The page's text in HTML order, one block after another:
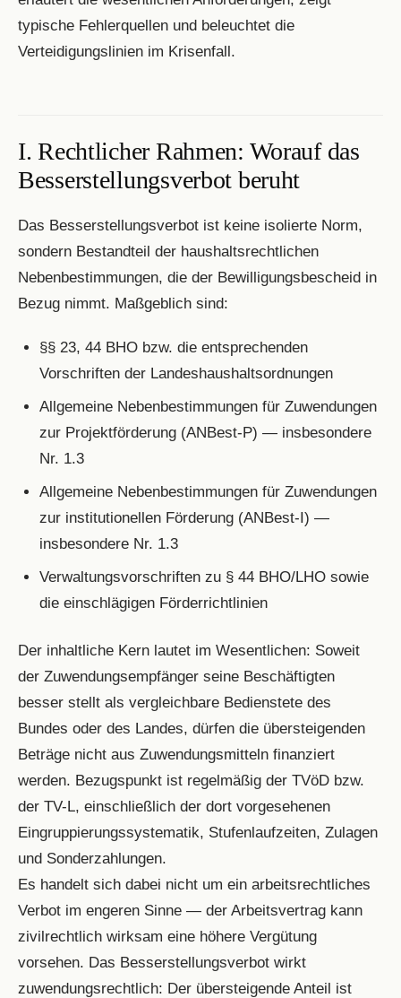
typische Fehlerquellen und beleuchtet die
Verteidigungslinien im Krisenfall.
I. Rechtlicher Rahmen: Worauf das
Besserstellungsverbot beruht
Das Besserstellungsverbot ist keine isolierte Norm,
sondern Bestandteil der haushaltsrechtlichen
Nebenbestimmungen, die der Bewilligungsbescheid in
Bezug nimmt. Maßgeblich sind:
§§ 23, 44 BHO bzw. die entsprechenden
Vorschriften der Landeshaushaltsordnungen
Allgemeine Nebenbestimmungen für Zuwendungen
zur Projektförderung (ANBest-P) — insbesondere
Nr. 1.3
Allgemeine Nebenbestimmungen für Zuwendungen
zur institutionellen Förderung (ANBest-I) —
insbesondere Nr. 1.3
Verwaltungsvorschriften zu § 44 BHO/LHO sowie
die einschlägigen Förderrichtlinien
Der inhaltliche Kern lautet im Wesentlichen: Soweit
der Zuwendungsempfänger seine Beschäftigten
besser stellt als vergleichbare Bedienstete des
Bundes oder des Landes, dürfen die übersteigenden
Beträge nicht aus Zuwendungsmitteln finanziert
werden. Bezugspunkt ist regelmäßig der TVöD bzw.
der TV-L, einschließlich der dort vorgesehenen
Eingruppierungssystematik, Stufenlaufzeiten, Zulagen
und Sonderzahlungen.
Es handelt sich dabei nicht um ein arbeitsrechtliches
Verbot im engeren Sinne — der Arbeitsvertrag kann
zivilrechtlich wirksam eine höhere Vergütung
vorsehen. Das Besserstellungsverbot wirkt
zuwendungsrechtlich: Der übersteigende Anteil ist